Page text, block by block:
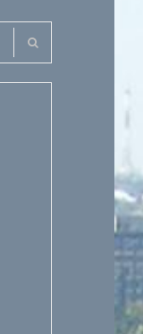
Search